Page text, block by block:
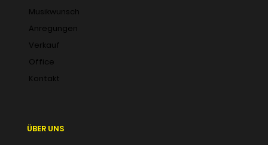
Musikwunsch
Anregungen
Verkauf
Office
Kontakt
ÜBER UNS